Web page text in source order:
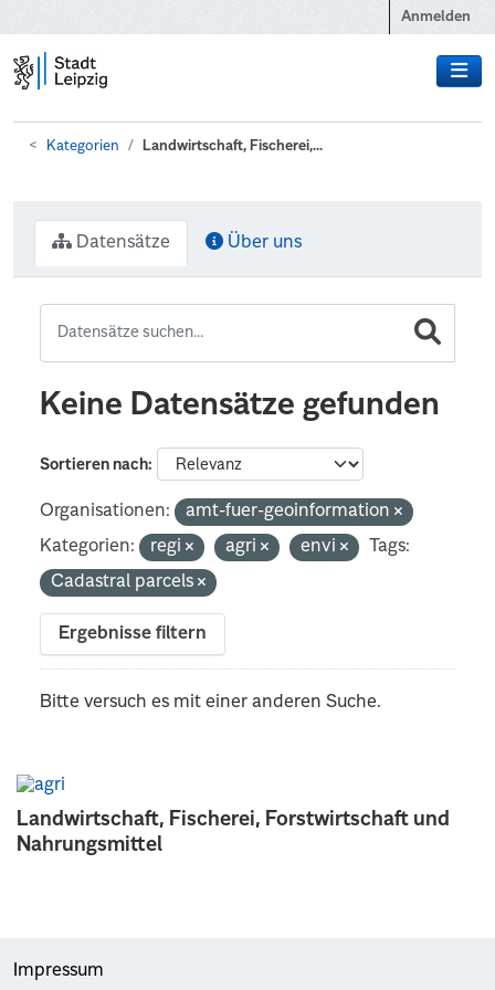
Anmelden
Kategorien Landwirtschaft, Fischerei,...
Landwirtschaft, Fischerei, Forstwirtschaft und
Nahrungsmittel
Datensätze Über uns
Keine Datensätze gefunden
Sortieren nach
Organisationen:
amt-fuer-geoinformation
Kategorien:
regi agri envi
Tags:
Cadastral parcels
Ergebnisse filtern
Bitte versuch es mit einer anderen Suche.
Impressum